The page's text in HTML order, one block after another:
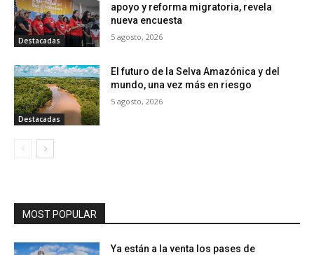
Destacadas
apoyo y reforma migratoria, revela
nueva encuesta
5 agosto, 2026
Destacadas
El futuro de la Selva Amazónica y del
mundo, una vez más en riesgo
5 agosto, 2026
MOST POPULAR
Ya están a la venta los pases de